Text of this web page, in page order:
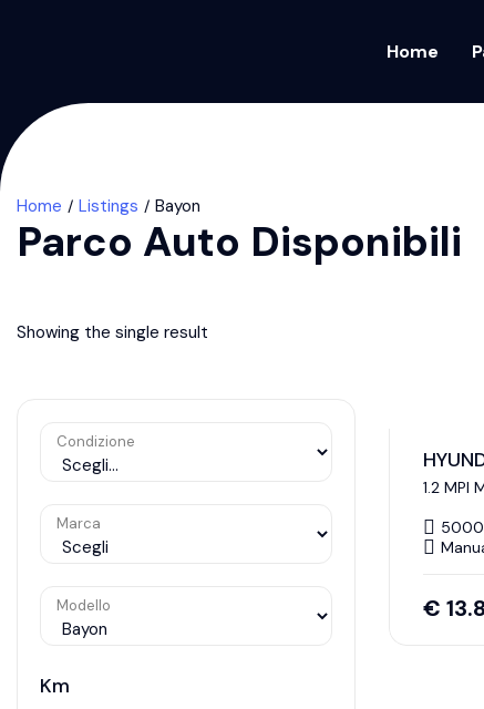
Home
Home Listings Bayon
Parco Auto Disponibili
Showing the single result
Condizione
Marca
Modello
Km
1.2 MPI
€